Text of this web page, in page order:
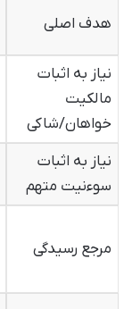
هدف اصلی
نیاز به اثبات
مالکیت
خواهان/شاکی
نیاز به اثبات
سوءنیت متهم
مرجع رسیدگی